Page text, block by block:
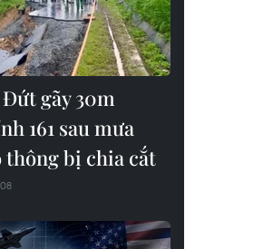
gãy 30m
161 sau mưa
thông bị chia cắt